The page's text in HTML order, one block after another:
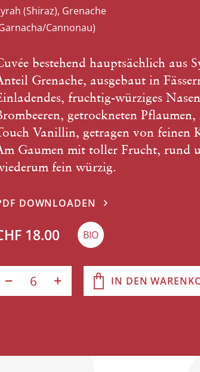
(Shiraz), Grenache
Cannonau)
bestehend hauptsächlich aus
Grenache, ausgebaut in
fruchtig-würziges
getrockneten
Vanillin, getragen von feinen
Gaumen mit toller Frucht, rund
fein würzig.
DOWNLOADEN
18.00 BIO
IN DEN